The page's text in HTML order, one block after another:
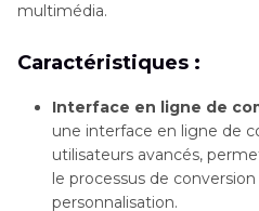
multimédia.
Caractéristiques :
Interface en ligne de
une interface en ligne de
utilisateurs avancés,
le processus de
personnalisation.